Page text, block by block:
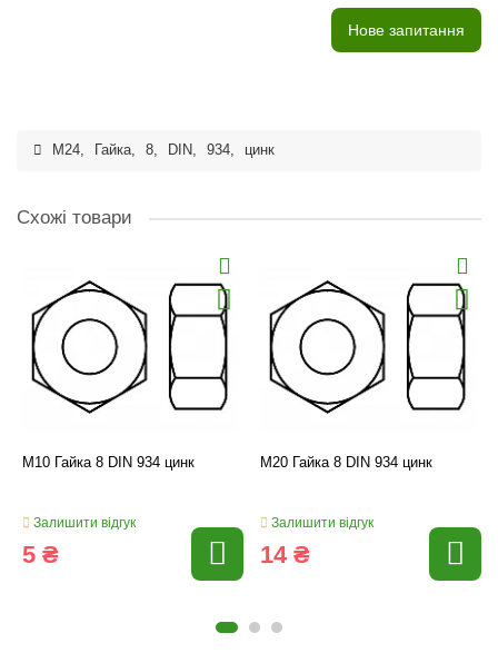
Нове запитання
M24, Гайка, 8, DIN, 934, цинк
Схожі товари
M10 Гайка 8 DIN 934 цинк
Залишити відгук
5 ₴
M20 Гайка 8 DIN 934 цинк
Залишити відгук
14 ₴